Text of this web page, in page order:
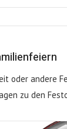
oder andere
zu den